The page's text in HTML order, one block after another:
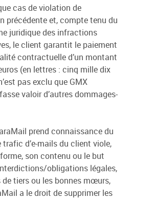
cas de violation de
précédente et, compte tenu du
juridique des infractions
le client garantit le paiement
contractuelle d’un montant
(en lettres : cinq mille dix
pas exclu que GMX
valoir d’autres dommages-
prend connaissance du
d’e-mails du client viole,
son contenu ou le but
obligations légales,
tiers ou les bonnes mœurs,
a le droit de supprimer les